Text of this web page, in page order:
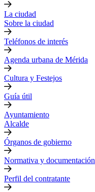
La ciudad
Sobre la ciudad
Teléfonos de interés
Agenda urbana de Mérida
Cultura y Festejos
Guía útil
Ayuntamiento
Alcalde
Órganos de gobierno
Normativa y documentación
Perfil del contratante